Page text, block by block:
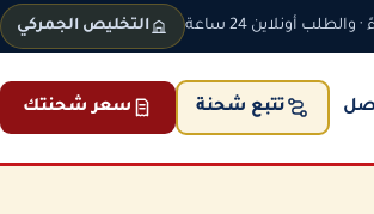
التخليص الجمركي
تتبع شحنة سعر شحنتك